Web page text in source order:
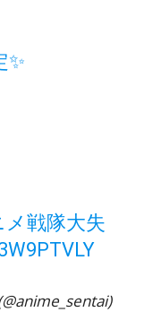
✨
戦隊大失